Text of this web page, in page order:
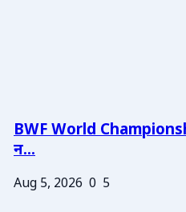
BWF World
न...
Aug 5, 2026 0 5